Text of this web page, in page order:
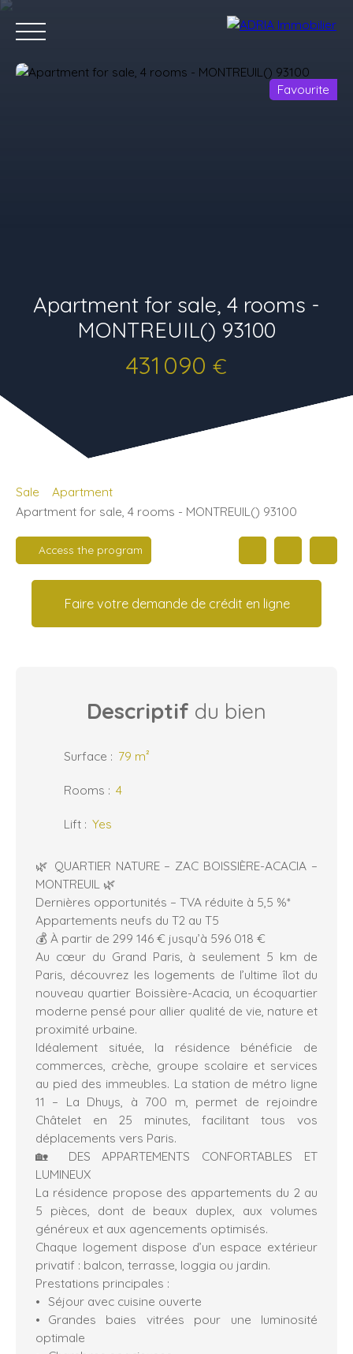
Favourite
Apartment for sale, 4 rooms -
MONTREUIL() 93100
431 090 €
Sale
Apartment
Apartment for sale, 4 rooms - MONTREUIL() 93100
Access the program
Faire votre demande de crédit en ligne
Descriptif du bien
Surface : 79 m²
Rooms : 4
Lift : Yes
🌿 QUARTIER NATURE – ZAC BOISSIÈRE-ACACIA –
MONTREUIL 🌿
Dernières opportunités – TVA réduite à 5,5 %*
Appartements neufs du T2 au T5
💰 À partir de 299 146 € jusqu’à 596 018 €
Au cœur du Grand Paris, à seulement 5 km de
Paris, découvrez les logements de l’ultime îlot du
nouveau quartier Boissière-Acacia, un écoquartier
moderne pensé pour allier qualité de vie, nature et
proximité urbaine.
Idéalement située, la résidence bénéficie de
commerces, crèche, groupe scolaire et services
au pied des immeubles. La station de métro ligne
11 – La Dhuys, à 700 m, permet de rejoindre
Châtelet en 25 minutes, facilitant tous vos
déplacements vers Paris.
🏡 DES APPARTEMENTS CONFORTABLES ET
LUMINEUX
La résidence propose des appartements du 2 au
5 pièces, dont de beaux duplex, aux volumes
généreux et aux agencements optimisés.
Chaque logement dispose d’un espace extérieur
privatif : balcon, terrasse, loggia ou jardin.
Prestations principales :
Séjour avec cuisine ouverte
Grandes baies vitrées pour une luminosité
optimale